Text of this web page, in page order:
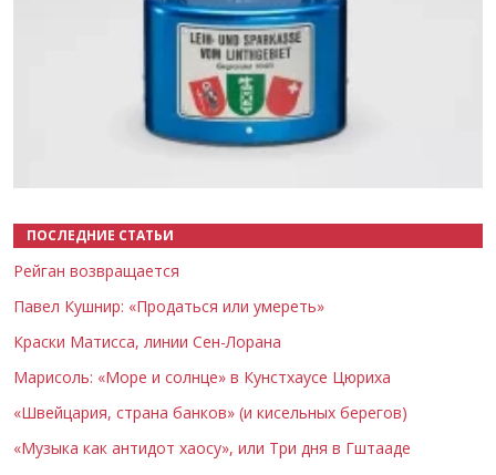
ПОСЛЕДНИЕ СТАТЬИ
Рейган возвращается
Павел Кушнир: «Продаться или умереть»
Краски Матисса, линии Сен-Лорана
Марисоль: «Море и солнце» в Кунстхаусе Цюриха
«Швейцария, страна банков» (и кисельных берегов)
«Музыка как антидот хаосу», или Три дня в Гштааде